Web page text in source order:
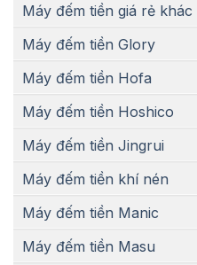
Máy đếm tiền giá rẻ khác
Máy đếm tiền Glory
Máy đếm tiền Hofa
Máy đếm tiền Hoshico
Máy đếm tiền Jingrui
Máy đếm tiền khí nén
Máy đếm tiền Manic
Máy đếm tiền Masu